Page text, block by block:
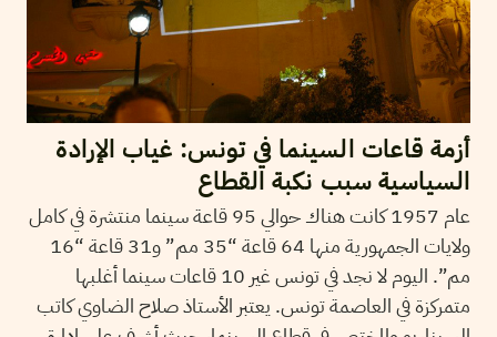
أزمة قاعات السينما في تونس: غياب الإرادة
السياسية سبب نكبة القطاع
عام 1957 كانت هناك حوالي 95 قاعة سينما منتشرة في كامل
ولايات الجمهورية منها 64 قاعة “35 مم” و31 قاعة “16
مم”. اليوم لا نجد في تونس غير 10 قاعات سينما أغلبها
متمركزة في العاصمة تونس. يعتبر الأستاذ صلاح الضاوي كاتب